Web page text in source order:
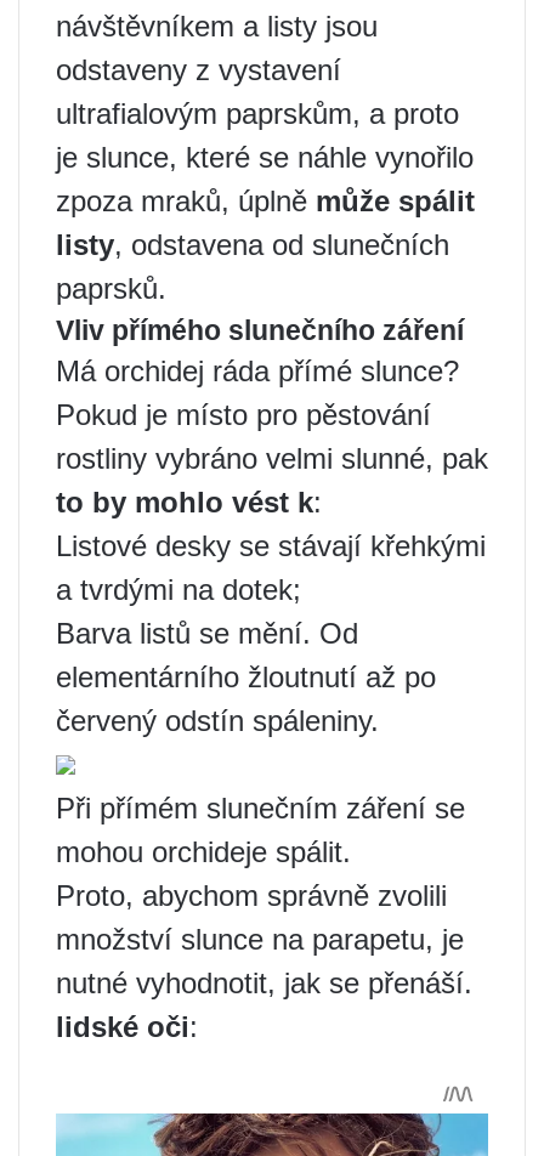
návštěvníkem a listy jsou
odstaveny z vystavení
ultrafialovým paprskům, a proto
je slunce, které se náhle vynořilo
zpoza mraků, úplně může spálit
listy, odstavena od slunečních
paprsků.
Vliv přímého slunečního záření
Má orchidej ráda přímé slunce?
Pokud je místo pro pěstování
rostliny vybráno velmi slunné, pak
to by mohlo vést k:
Listové desky se stávají křehkými
a tvrdými na dotek;
Barva listů se mění. Od
elementárního žloutnutí až po
červený odstín spáleniny.
Při přímém slunečním záření se
mohou orchideje spálit.
Proto, abychom správně zvolili
množství slunce na parapetu, je
nutné vyhodnotit, jak se přenáší.
lidské oči: